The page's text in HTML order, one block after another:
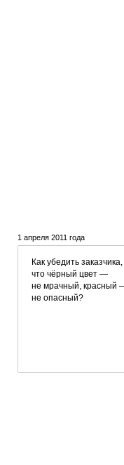
1 апреля 2011 года
Как убедить заказчика,
что чёрный цвет —
не мрачный, красный
не опасный?